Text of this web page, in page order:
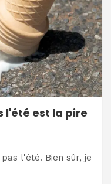
l'été est la pire
l'été. Bien sûr, je